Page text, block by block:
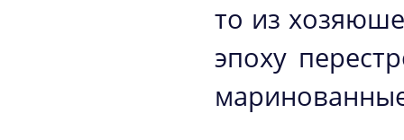
то из
эпоху